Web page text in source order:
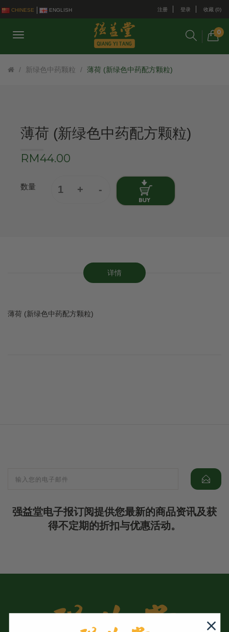
CHINESE ENGLISH 注册 登录 收藏 (0)
0
新绿色中药颗粒 薄荷 (新绿色中药配方颗粒)
薄荷 (新绿色中药配方颗粒)
RM44.00
数量
详情
薄荷 (新绿色中药配方颗粒)
强益堂电子报订阅提供您最新的商品资讯及获
得不定期的折扣与优惠活动。